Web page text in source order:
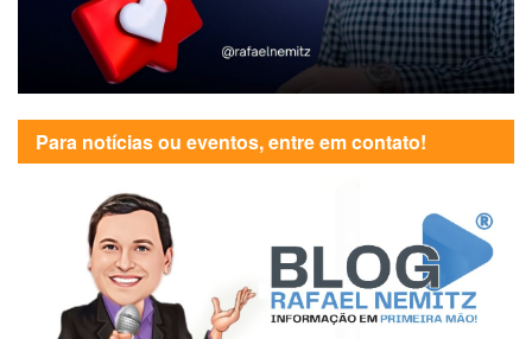
Para notícias ou eventos, entre em contato!